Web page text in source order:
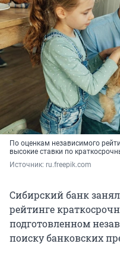
По оценкам независимого
высокие ставки по
Источник: ru.freepik.com
Сибирский банк
рейтинге
подготовленном
поиску банковских